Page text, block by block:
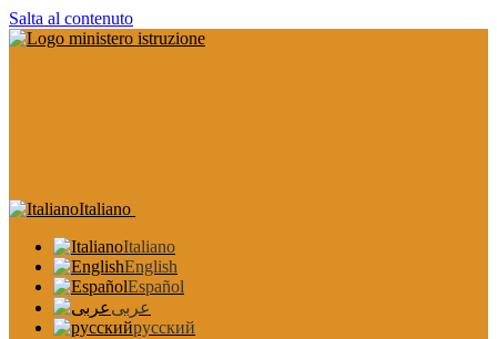
Salta al contenuto
Italiano
Italiano
English
Español
عربى
русский